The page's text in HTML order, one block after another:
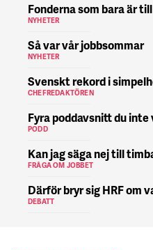
Fonderna som bara är
NYHETER
Så var vår jobbsommar
NYHETER
Svenskt rekord i
CHEFREDAKTÖREN
Fyra poddavsnitt du inte
PODD
Kan jag säga nej till
FRÅGA OM JOBBET
Därför bryr sig HRF om
DEBATT